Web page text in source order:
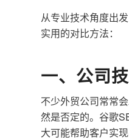
从专业技术角度出
实用的对比方法：
一、公司
不少外贸公司常常
然是否定的。谷歌
大可能帮助客户实